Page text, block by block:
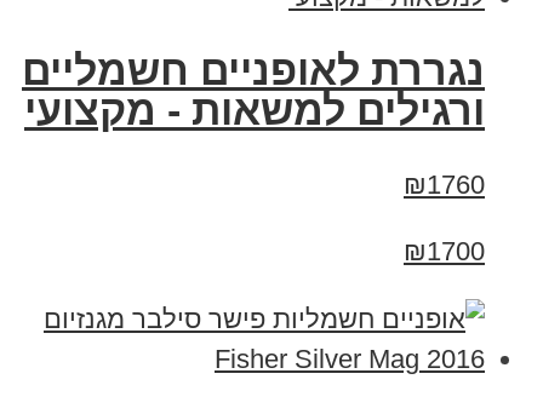
נגררת לאופניים חשמליים
ורגילים למשאות - מקצועי
₪1760
₪1700